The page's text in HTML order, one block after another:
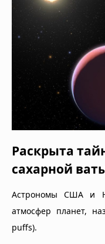
Раскрыта
сахарной
Астрономы США и
атмосфер планет,
puffs).